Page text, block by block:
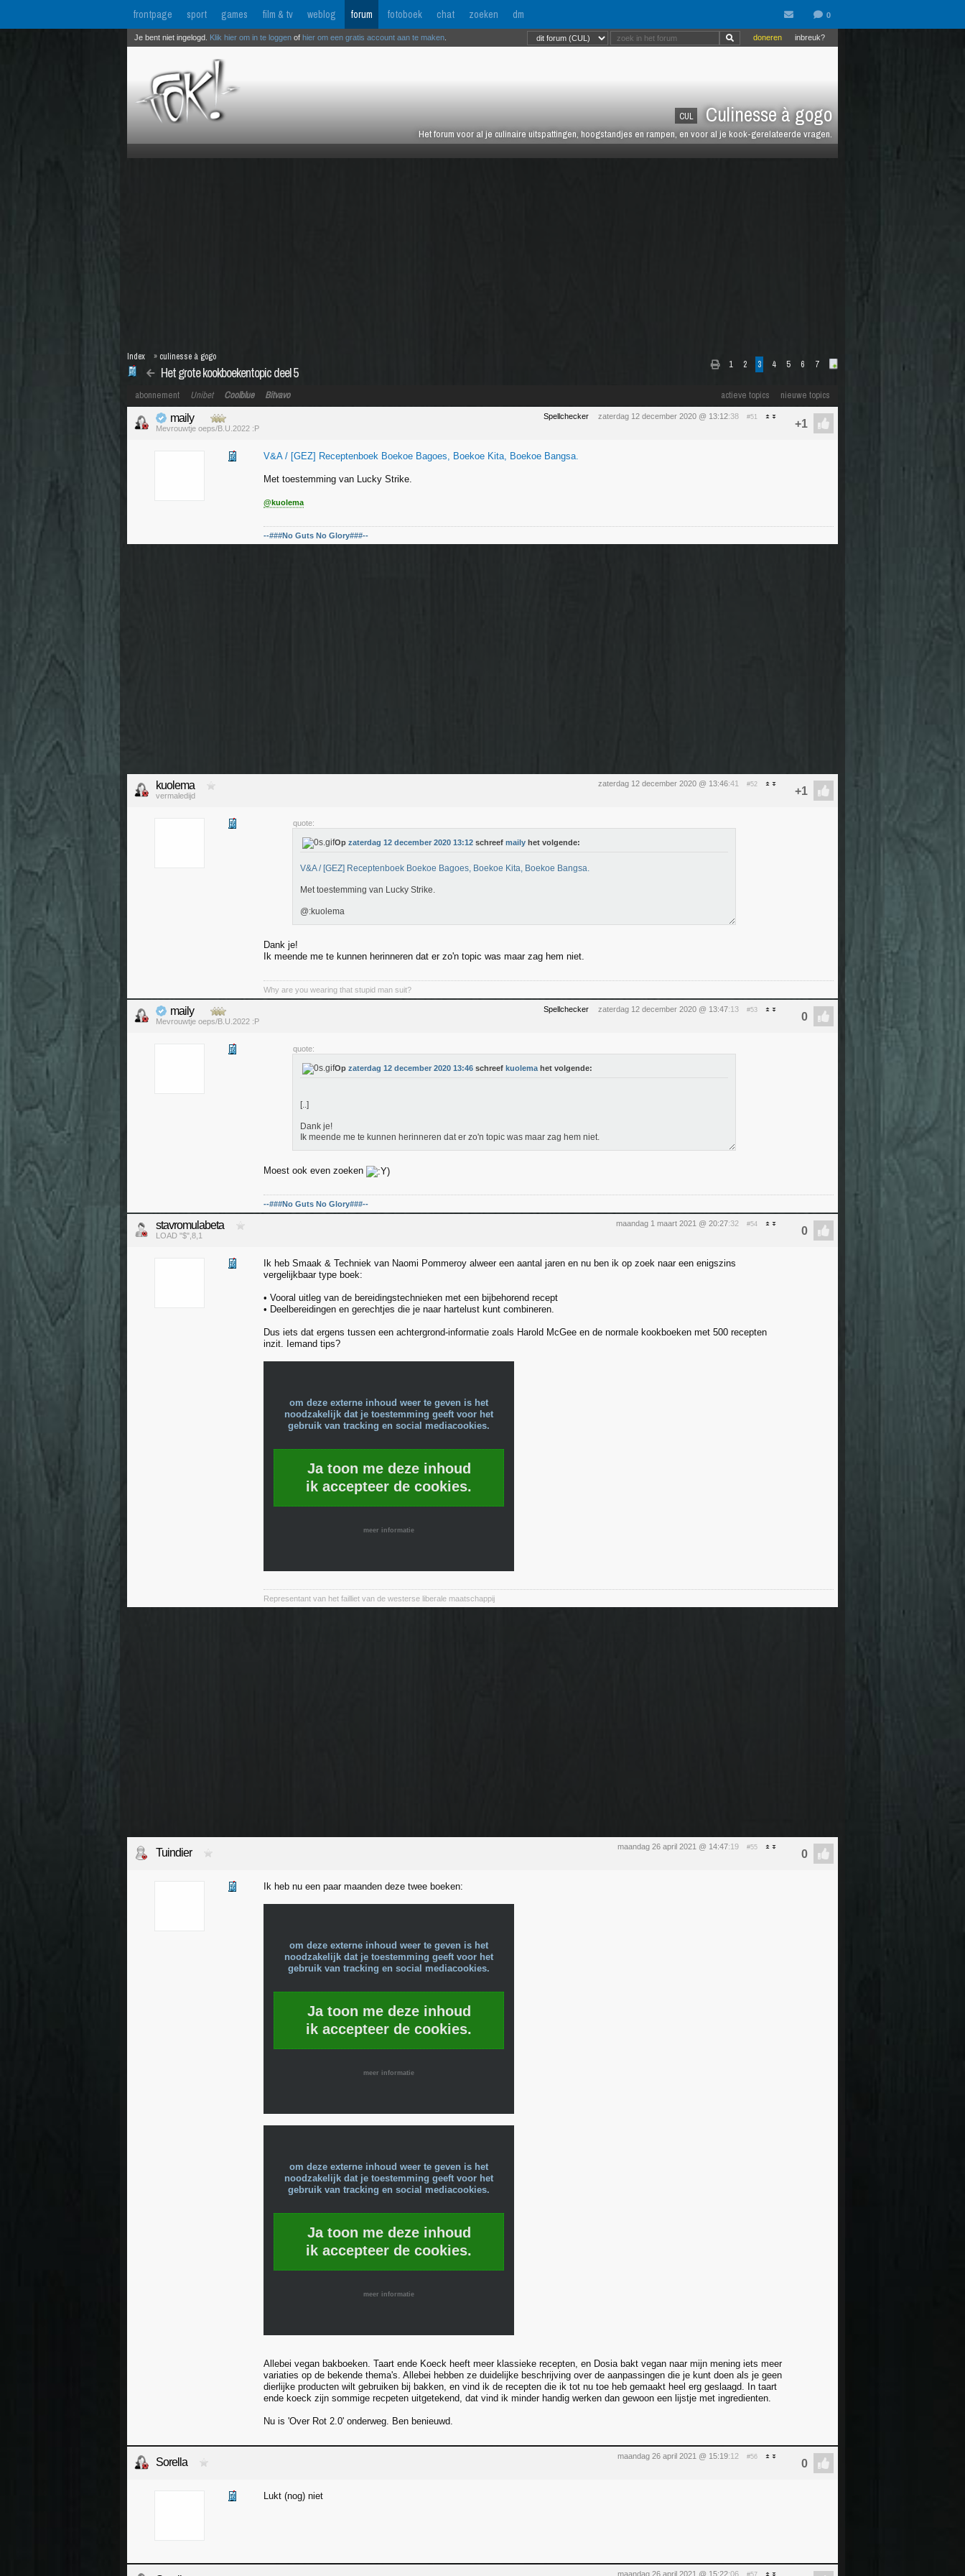
frontpage sport games film & tv weblog forum fotoboek chat zoeken dm
CUL Culinesse à gogo
Het forum voor al je culinaire uitspattingen, hoogstandjes en rampen, en voor al je kook-gerelateerde vragen.
inbreuk?
doneren
Je bent niet ingelogd. Klik hier om in te loggen of hier om een gratis account aan te maken
1 2 3 4 5 6 7
Het grote kookboekentopic deel 5
Index » culinesse à gogo
actieve topics nieuwe topics
abonnement Unibet Coolblue Bitvavo
Spellchecker zaterdag 12 december 2020 @ 13:12:38 #51
maily
Mevrouwtje oeps/B.U.2022 :P
V&A / [GEZ] Receptenboek Boekoe Bagoes, Boekoe Kita, Boekoe Bangsa.
Met toestemming van Lucky Strike.
@kuolema
--###No Guts No Glory###--
zaterdag 12 december 2020 @ 13:46:41 #52
kuolema
vermaledijd
quote:
Op zaterdag 12 december 2020 13:12 schreef maily het volgende:
V&A / [GEZ] Receptenboek Boekoe Bagoes, Boekoe Kita, Boekoe Bangsa.
Met toestemming van Lucky Strike.
@:kuolema
Dank je!
Ik meende me te kunnen herinneren dat er zo'n topic was maar zag hem niet.
Why are you wearing that stupid man suit?
Spellchecker zaterdag 12 december 2020 @ 13:47:13 #53
maily
Mevrouwtje oeps/B.U.2022 :P
quote:
Op zaterdag 12 december 2020 13:46 schreef kuolema het volgende:
[..]
Dank je!
Ik meende me te kunnen herinneren dat er zo'n topic was maar zag hem niet.
Moest ook even zoeken
--###No Guts No Glory###--
maandag 1 maart 2021 @ 20:27:32 #54
stavromulabeta
LOAD "$",8,1
Ik heb Smaak & Techniek van Naomi Pommeroy alweer een aantal jaren en nu ben ik op zoek naar een enigszins
vergelijkbaar type boek:
• Vooral uitleg van de bereidingstechnieken met een bijbehorend recept
• Deelbereidingen en gerechtjes die je naar hartelust kunt combineren.
Dus iets dat ergens tussen een achtergrond-informatie zoals Harold McGee en de normale kookboeken met 500 recepten
inzit. Iemand tips?
om deze externe inhoud weer te geven is het
noodzakelijk dat je toestemming geeft voor het
gebruik van tracking en social mediacookies.
Ja toon me deze inhoud
ik accepteer de cookies.
meer informatie
Representant van het failliet van de westerse liberale maatschappij
maandag 26 april 2021 @ 14:47:19 #55
Tuindier
Ik heb nu een paar maanden deze twee boeken:
om deze externe inhoud weer te geven is het
noodzakelijk dat je toestemming geeft voor het
gebruik van tracking en social mediacookies.
Ja toon me deze inhoud
ik accepteer de cookies.
meer informatie
om deze externe inhoud weer te geven is het
noodzakelijk dat je toestemming geeft voor het
gebruik van tracking en social mediacookies.
Ja toon me deze inhoud
ik accepteer de cookies.
meer informatie
Allebei vegan bakboeken. Taart ende Koeck heeft meer klassieke recepten, en Dosia bakt vegan naar mijn mening iets meer
variaties op de bekende thema's. Allebei hebben ze duidelijke beschrijving over de aanpassingen die je kunt doen als je geen
dierlijke producten wilt gebruiken bij bakken, en vind ik de recepten die ik tot nu toe heb gemaakt heel erg geslaagd. In taart
ende koeck zijn sommige recpeten uitgetekend, dat vind ik minder handig werken dan gewoon een lijstje met ingredienten.
Nu is 'Over Rot 2.0' onderweg. Ben benieuwd.
maandag 26 april 2021 @ 15:19:12 #56
Sorella
Lukt (nog) niet
maandag 26 april 2021 @ 15:22:06 #57